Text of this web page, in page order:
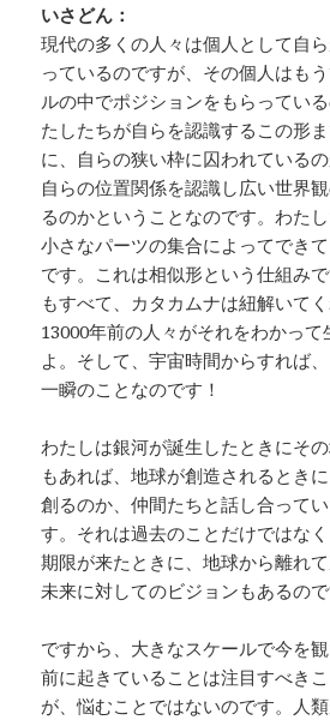
いさどん：
現代の多くの人々は個人として自
っているのですが、その個人はも
ルの中でポジションをもらってい
たしたちが自らを認識するこの形
に、自らの狭い枠に囚われている
自らの位置関係を認識し広い世界
るのかということなのです。わた
小さなパーツの集合によってでき
です。これは相似形という仕組み
もすべて、カタカムナは紐解いてく
13000年前の人々がそれをわかっ
よ。そして、宇宙時間からすれば
一瞬のことなのです！
わたしは銀河が誕生したときにそ
もあれば、地球が創造されるとき
創るのか、仲間たちと話し合って
す。それは過去のことだけではな
期限が来たときに、地球から離れ
未来に対してのビジョンもあるので
ですから、大きなスケールで今を
前に起きていることは注目すべき
が、悩むことではないのです。人